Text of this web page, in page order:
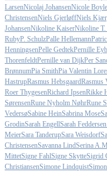
LarsenNicolaj JohansenNicole
ChristensenNiels GjerløffNiels
JohansenNikoline KaiserNikoline
RubyP. SchulzPalle Hellemann
HenningsenPelle GedtekPernille
ThorenfeldtPernille van DijkPer
BrønnumPia SmithPia Valentin
HastrupRasmus HebsgaardRasmus
Roer ThygesenRichard IpsenRikke
SørensenRune Nyholm NøhrRune
VedersøSabine HeinSabrina Mose
GrodinSarah EngellSarah
MeierSara TanderupSara Weisdorf
ChristensenSavanna LindSerina
MittetSigne FahlSigne SkytteSigrid
ChristiansenSimone Lindquist